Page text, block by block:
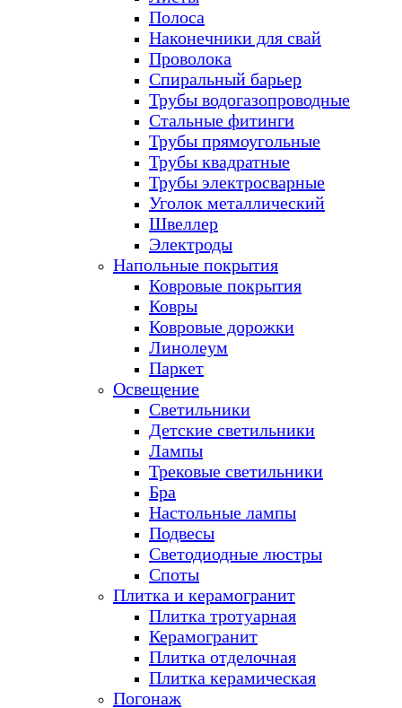
Полоса
Наконечники для свай
Проволока
Спиральный барьер
Трубы водогазопроводные
Стальные фитинги
Трубы прямоугольные
Трубы квадратные
Трубы электросварные
Уголок металлический
Швеллер
Электроды
Напольные покрытия
Ковровые покрытия
Ковры
Ковровые дорожки
Линолеум
Паркет
Освещение
Светильники
Детские светильники
Лампы
Трековые светильники
Бра
Настольные лампы
Подвесы
Светодиодные люстры
Споты
Плитка и керамогранит
Плитка тротуарная
Керамогранит
Плитка отделочная
Плитка керамическая
Погонаж